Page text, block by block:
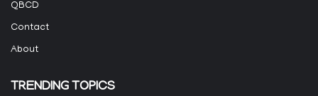
QBCD
Contact
About
TRENDING TOPICS